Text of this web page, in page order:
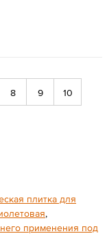
8 9 10
плитка для
,
применения под